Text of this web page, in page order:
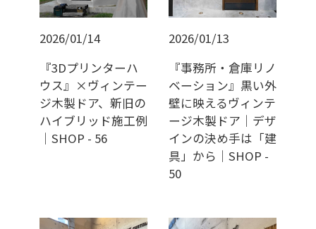
2026/01/14
『3Dプリンターハ
ウス』×ヴィンテー
ジ木製ドア、新旧の
ハイブリッド施工例
｜SHOP - 56
2026/01/13
『事務所・倉庫リノ
ベーション』黒い外
壁に映えるヴィンテ
ージ木製ドア｜デザ
インの決め手は「建
具」から｜SHOP -
50